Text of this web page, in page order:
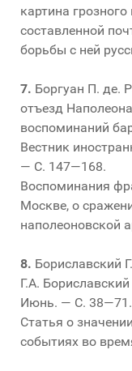
картина
составленной
борьбы с ней
7. Боргуан П. де.
отъезд
воспоминаний
Вестник
— С. 147—168.
Воспоминания
Москве, о
наполеоновской
8. Бориславский
Г.А.
Июнь. — С. 38—71.
Статья о
событиях во